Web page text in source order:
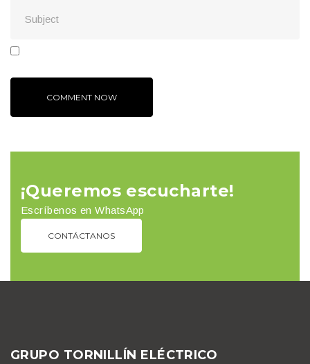
¡Queremos escucharte!
Escríbenos en WhatsApp
CONTÁCTANOS
GRUPO TORNILLÍN ELÉCTRICO